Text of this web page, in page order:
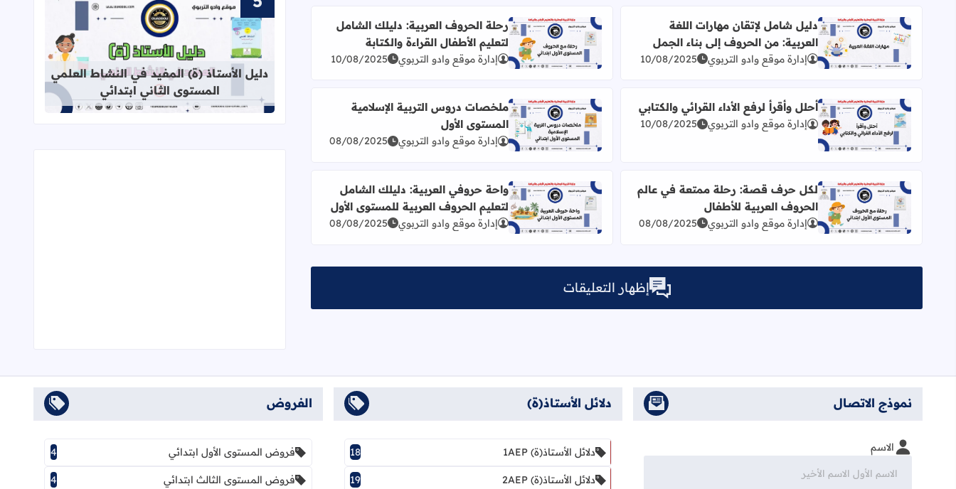
اقرأ المزيد عن دليل شامل لإتقان مهارات اللغة العربية: من الحروف إلى بناء الجمل
دليل شامل لإتقان مهارات اللغة
العربية: من الحروف إلى بناء الجمل
إدارة موقع وادو التربوي 10/08/2025
اقرأ المزيد عن رحلة الحروف العربية: دليلك الشامل لتعليم الأطفال القراءة والكتابة
رحلة الحروف العربية: دليلك الشامل
لتعليم الأطفال القراءة والكتابة
إدارة موقع وادو التربوي 10/08/2025
اقرأ المزيد عن أحلل وأقرأ لرفع الأداء القرائي والكتابي
أحلل وأقرأ لرفع الأداء القرائي والكتابي
إدارة موقع وادو التربوي 10/08/2025
اقرأ المزيد عن ملخصات دروس التربية الإسلامية المستوى الأول
ملخصات دروس التربية الإسلامية
المستوى الأول
إدارة موقع وادو التربوي 08/08/2025
اقرأ المزيد عن لكل حرف قصة: رحلة ممتعة في عالم الحروف العربية للأطفال
لكل حرف قصة: رحلة ممتعة في عالم
الحروف العربية للأطفال
إدارة موقع وادو التربوي 08/08/2025
اقرأ المزيد عن واحة حروفي العربية: دليلك الشامل لتعليم الحروف العربية للمستوى الأول
واحة حروفي العربية: دليلك الشامل
لتعليم الحروف العربية للمستوى الأول
إدارة موقع وادو التربوي 08/08/2025
إظهار التعليقات
قراءة المزيد عن دليل الأستاذ (ة)
دليل الأستاذ (ة) المفيد في النشاط العلمي
المستوى الثاني ابتدائي
نموذج الاتصال
الاسم
دلائل الأستاذ(ة)
دلائل الأستاذ(ة) 1AEP 18
دلائل الأستاذ(ة) 2AEP 19
الفروض
فروض المستوى الأول ابتدائي 4
فروض المستوى الثالث ابتدائي 4